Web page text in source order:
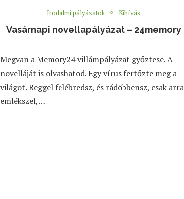
Irodalmi pályázatok Kihívás
Vasárnapi novellapályázat – 24memory
Megvan a Memory24 villámpályázat győztese. A
novelláját is olvashatod. Egy vírus fertőzte meg a
világot. Reggel felébredsz, és rádöbbensz, csak arra
emlékszel,…